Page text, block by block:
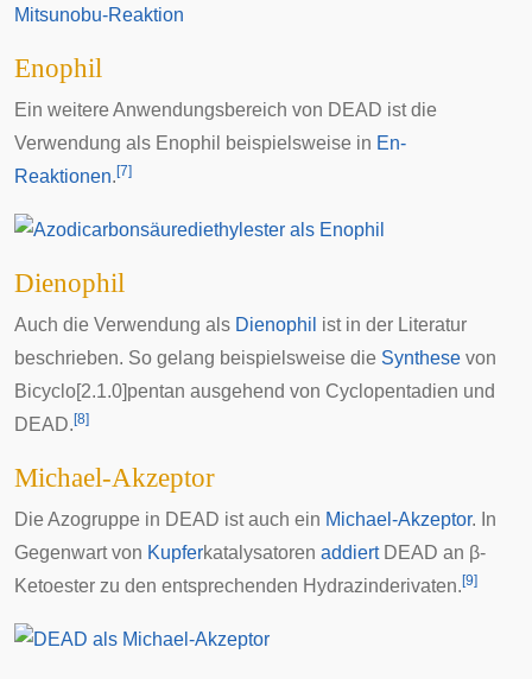
Enophil
Ein weitere Anwendungsbereich von DEAD ist die
Verwendung als Enophil beispielsweise in En-
Reaktionen. [7]
Dienophil
Auch die Verwendung als Dienophil ist in der Literatur
beschrieben. So gelang beispielsweise die Synthese von
Bicyclo[2.1.0]pentan ausgehend von Cyclopentadien und
DEAD.[8]
Michael-Akzeptor
Die Azogruppe in DEAD ist auch ein Michael-Akzeptor. In
Gegenwart von Kupferkatalysatoren addiertDEAD an β-
Ketoester zu den entsprechenden Hydrazinderivaten.[9]